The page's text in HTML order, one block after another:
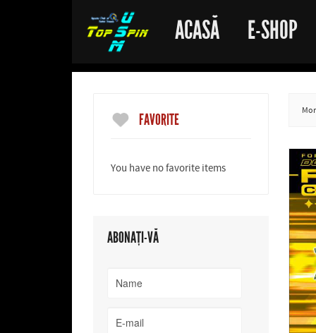
ACASĂ E-SHOP
FAVORITE
You have no favorite items
ABONAȚI-VĂ